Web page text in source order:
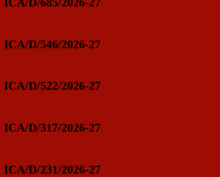
ICA/D/546/2026-27
ICA/D/522/2026-27
ICA/D/317/2026-27
ICA/D/231/2026-27